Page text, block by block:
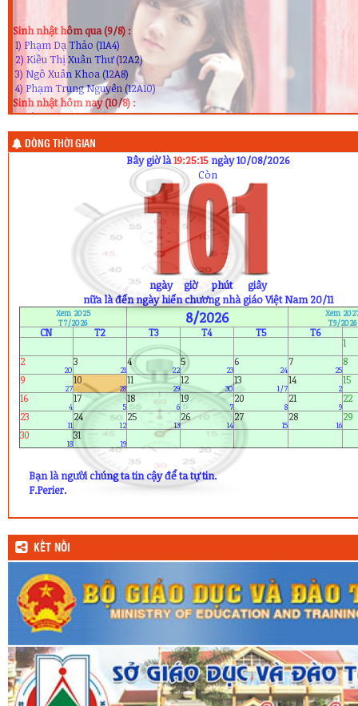
1) Phạm Dạ Thảo (11A4)
2) Kiều Thị Xuân Thư (12A2)
3) Ngô Xuân Khoa (12A8)
4) Phạm Trung Nguyên (12A10)
Sinh nhật hôm nay (10/8) :
1) Lâm Quang Huy (10A5)
2) Bùi Thị Thùy Anh (10A9)
3) Nguyễn Hà My (10A10)
4) Trần Thị Thủy Chung (11A7)
5) Nguyễn Thị Lệ Thắm (11A8)
6) Phan Thị Anh Thư (12A1)
Sinh nhật ngày mai (11/8) :
1) Lại Thị Hoài Thu (12A11)
DÒNG THỜI GIAN
Bây giờ là19:25:17 ngày 10/08/2026
Còn
ngày11 giờ phút
giây
nữa là đến ngày hiến chương nhà giáo Việt Nam 20/11
Xem 2025
T7/2026
8/2026
Xem
T9/2026
CN T2 T3 T4 T5
T6
1
2
20
3
21
4
22
5
23
6
24
7
25
8
9
27
10
28
11
29
12
30
13
1/7
14
2
15
16
4
17
5
18
6
19
7
20
8
21
9
22
23
11
24
12
25
13
26
14
27
15
28
16
29
30
18
31
19
Bạn là người chúng ta tin cậy để ta tự tin.
F.Perier.
KẾT NỐI